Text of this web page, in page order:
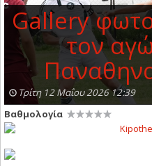
Gallery
τον
Τρίτη 12 Μαΐου 2026 12:39
Βαθμολογία